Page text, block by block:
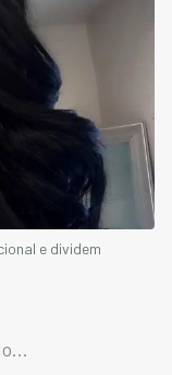
e dividem